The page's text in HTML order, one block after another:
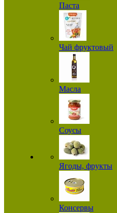
Паста
Чай фруктовый
Масла
Соусы
Ягоды, фрукты
Консервы